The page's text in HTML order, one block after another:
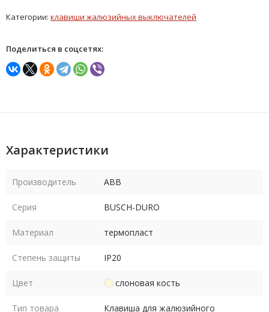
Категории: клавиши жалюзийных выключателей
Поделиться в соцсетях:
Характеристики
Производитель ABB
Серия BUSCH-DURO
Материал термопласт
Степень защиты IP20
Цвет слоновая кость
Тип товара
Клавиша для жалюзийного